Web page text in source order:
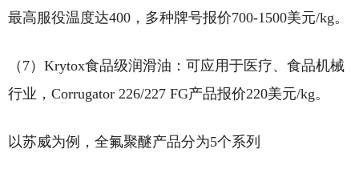
最高服役温度达400，多种牌号报价700-1500美元/kg。
（7）Krytox食品级润滑油：可应用于医疗、食品机械
行业，Corrugator 226/227 FG产品报价220美元/kg。
以苏威为例，全氟聚醚产品分为5个系列